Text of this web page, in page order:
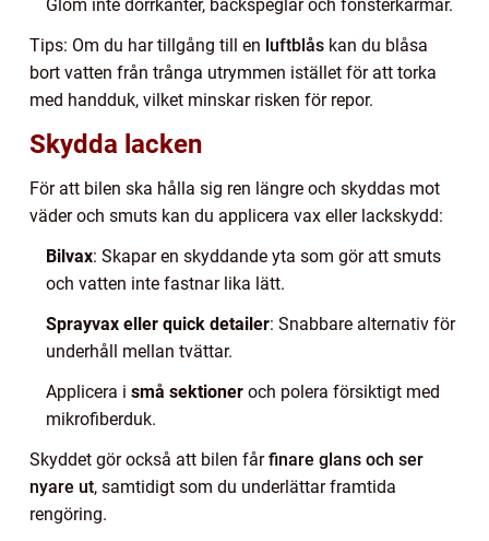
Glöm inte dörrkanter, backspeglar och fönsterkarmar.
Tips: Om du har tillgång till en luftblås kan du blåsa
bort vatten från trånga utrymmen istället för att torka
med handduk, vilket minskar risken för repor.
Skydda lacken
För att bilen ska hålla sig ren längre och skyddas mot
väder och smuts kan du applicera vax eller lackskydd:
Bilvax: Skapar en skyddande yta som gör att smuts
och vatten inte fastnar lika lätt.
Sprayvax eller quick detailer: Snabbare alternativ för
underhåll mellan tvättar.
Applicera i små sektioner och polera försiktigt med
mikrofiberduk.
Skyddet gör också att bilen fårfinare glans och ser
nyare ut, samtidigt som du underlättar framtida
rengöring.